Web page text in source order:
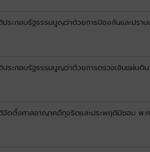
ะกอบรัฐธรรมนูญว่าด้วยการป้องกันและปรา
ระกอบรัฐธรรมนูญว่าด้วยการตรวจเงินแผ่นดิ
ดตั้งศาลอาญาคดีทุจริตและประพฤติมิชอบ พ.